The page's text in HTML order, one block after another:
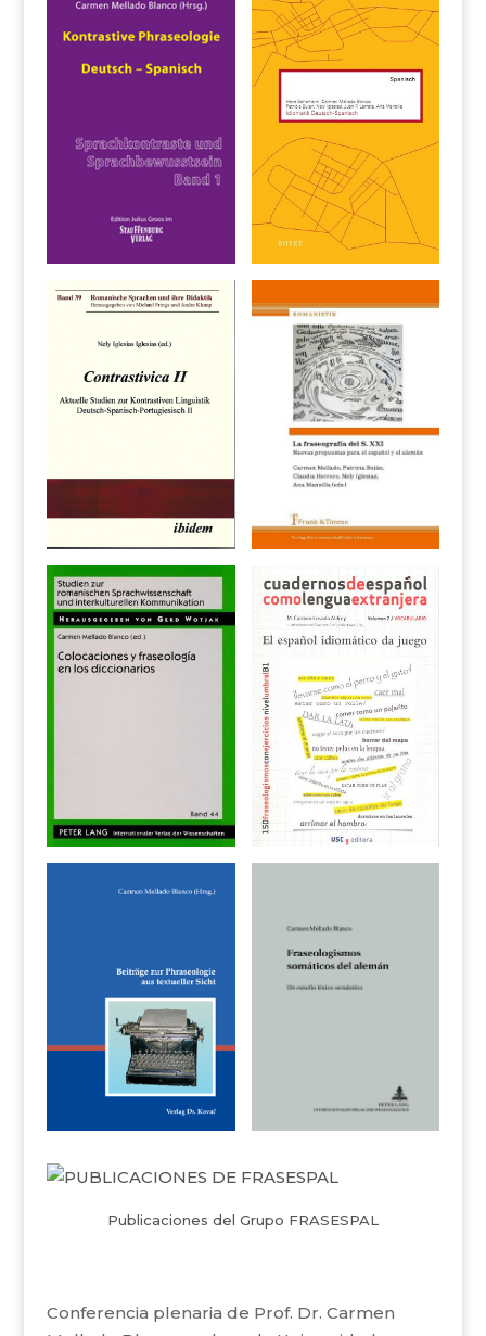
Publicaciones del Grupo FRASESPAL
Conferencia plenaria de Prof. Dr. Carmen